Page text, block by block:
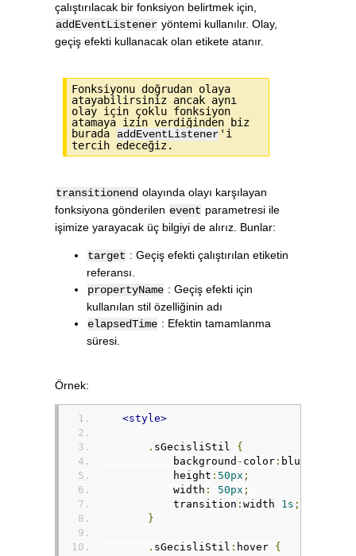
çalıştırılacak bir fonksiyon belirtmek için,
addEventListener yöntemi kullanılır. Olay,
geçiş efekti kullanacak olan etikete atanır.
Fonksiyonu doğrudan olaya
atayabilirsiniz ancak aynı
olay için çoklu fonksiyon
atamaya izin verdiğinden biz
burada
addEventListener 'i
tercih edeceğiz.
transitionend olayında olayı karşılayan
fonksiyona gönderilen event parametresi ile
işimize yarayacak üç bilgiyi de alırız. Bunlar:
target : Geçiş efekti çalıştırılan etiketin
referansı.
propertyName : Geçiş efekti için
kullanılan stil özelliğinin adı
elapsedTime : Efektin tamamlanma
süresi.
Örnek:
<style>
. sGecisliStil {
            background
- color : blue
            height
: 50px ;
            width
: 50px ;
            transition
: width 1s ;
}
. sGecisliStil : hover {